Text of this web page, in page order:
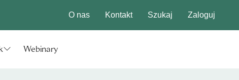
O nas Kontakt Szukaj Zaloguj
Webinary